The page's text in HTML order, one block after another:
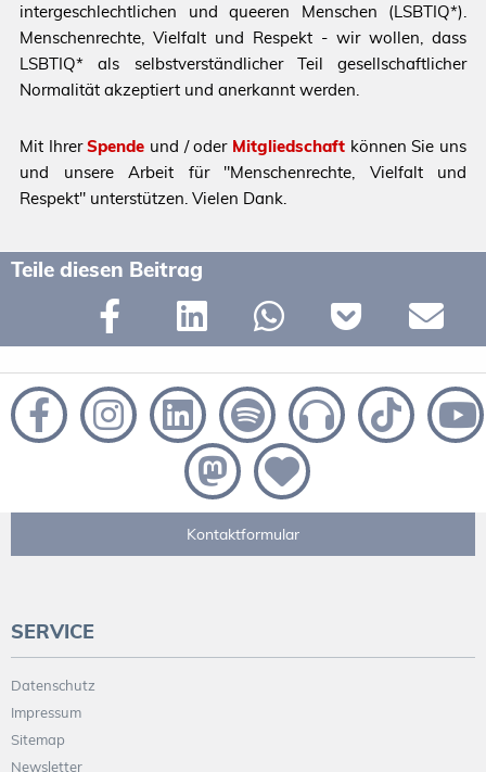
intergeschlechtlichen und queeren Menschen (LSBTIQ*).
Menschenrechte, Vielfalt und Respekt - wir wollen, dass
LSBTIQ* als selbstverständlicher Teil gesellschaftlicher
Normalität akzeptiert und anerkannt werden.
Mit IhrerSpende und / oder Mitgliedschaft können Sie uns
und unsere Arbeit für "Menschenrechte, Vielfalt und
Respekt" unterstützen. Vielen Dank.
Teile diesen Beitrag
Kontaktformular
SERVICE
Datenschutz
Impressum
Sitemap
Newsletter